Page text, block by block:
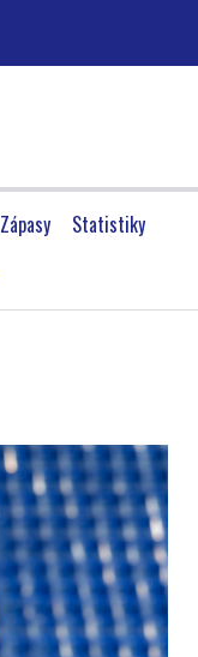
Zápasy
Statistiky